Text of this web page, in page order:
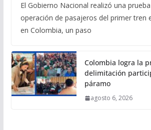
El Gobierno Nacional realizó una
operación de pasajeros del primer tren
en Colombia, un paso
Colombia logra la
delimitación
páramo
agosto 6, 2026